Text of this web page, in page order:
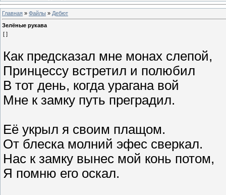
Главная » Файлы » Дебют
Зелёные рукава
[ ]
Как предсказал мне монах слепой,
Принцессу встретил и полюбил
В тот день, когда урагана вой
Мне к замку путь преградил.
Её укрыл я своим плащом.
От блеска молний эфес сверкал.
Нас к замку вынес мой конь потом,
Я помню его оскал.